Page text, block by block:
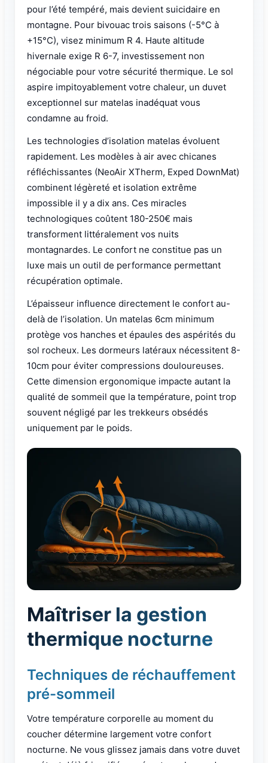
pour l’été tempéré, mais devient suicidaire en
montagne. Pour bivouac trois saisons (-5°C à
+15°C), visez minimum R 4. Haute altitude
hivernale exige R 6-7, investissement non
négociable pour votre sécurité thermique. Le sol
aspire impitoyablement votre chaleur, un duvet
exceptionnel sur matelas inadéquat vous
condamne au froid.
Les technologies d’isolation matelas évoluent
rapidement. Les modèles à air avec chicanes
réfléchissantes (NeoAir XTherm, Exped DownMat)
combinent légèreté et isolation extrême
impossible il y a dix ans. Ces miracles
technologiques coûtent 180-250€ mais
transforment littéralement vos nuits
montagnardes. Le confort ne constitue pas un
luxe mais un outil de performance permettant
récupération optimale.
L’épaisseur influence directement le confort au-
delà de l’isolation. Un matelas 6cm minimum
protège vos hanches et épaules des aspérités du
sol rocheux. Les dormeurs latéraux nécessitent 8-
10cm pour éviter compressions douloureuses.
Cette dimension ergonomique impacte autant la
qualité de sommeil que la température, point trop
souvent négligé par les trekkeurs obsédés
uniquement par le poids.
Maîtriser la gestion
thermique nocturne
Techniques de réchauffement
pré-sommeil
Votre température corporelle au moment du
coucher détermine largement votre confort
nocturne. Ne vous glissez jamais dans votre duvet